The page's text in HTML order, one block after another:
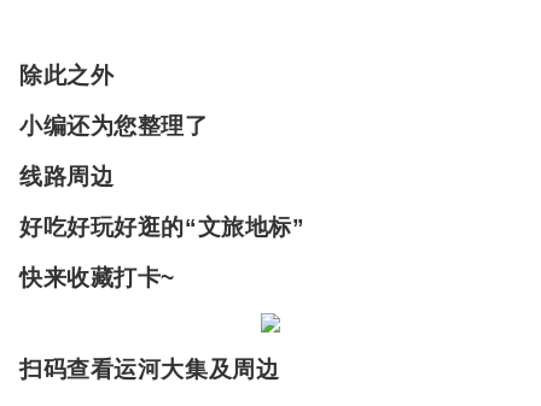
除此之外
小编还为您整理了
线路周边
好吃好玩好逛的“文旅地标”
快来收藏打卡~
扫码查看运河大集及周边